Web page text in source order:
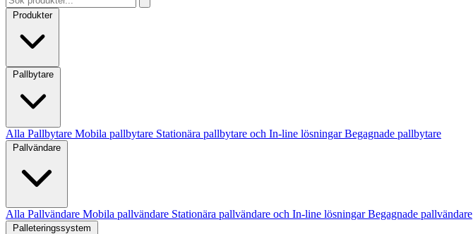
Produkter
Pallbytare
Alla Pallbytare Mobila pallbytare Stationära pallbytare och In-line lösningarBegagnade pallbytare
Pallvändare
Alla Pallvändare Mobila pallvändare Stationära pallvändare och In-line lösningarBegagnade pallvändare
Palleteringssystem